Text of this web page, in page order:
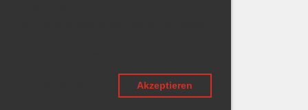
Akzeptieren